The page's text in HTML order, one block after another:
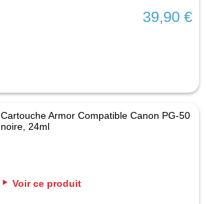
39,90 €
Cartouche Armor Compatible Canon PG-50
noire, 24ml
Voir ce produit